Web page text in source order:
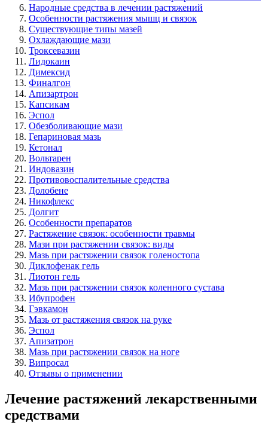
Народные средства в лечении растяжений
Особенности растяжения мышц и связок
Существующие типы мазей
Охлаждающие мази
Троксевазин
Лидокаин
Димексид
Финалгон
Апизартрон
Капсикам
Эспол
Обезболивающие мази
Гепариновая мазь
Кетонал
Вольтарен
Индовазин
Противовоспалительные средства
Долобене
Никофлекс
Долгит
Особенности препаратов
Растяжение связок: особенности травмы
Мази при растяжении связок: виды
Мазь при растяжении связок голеностопа
Диклофенак гель
Лиотон гель
Мазь при растяжении связок коленного сустава
Ибупрофен
Гэвкамон
Мазь от растяжения связок на руке
Эспол
Апизатрон
Мазь при растяжении связок на ноге
Випросал
Отзывы о применении
Лечение растяжений лекарственными
средствами